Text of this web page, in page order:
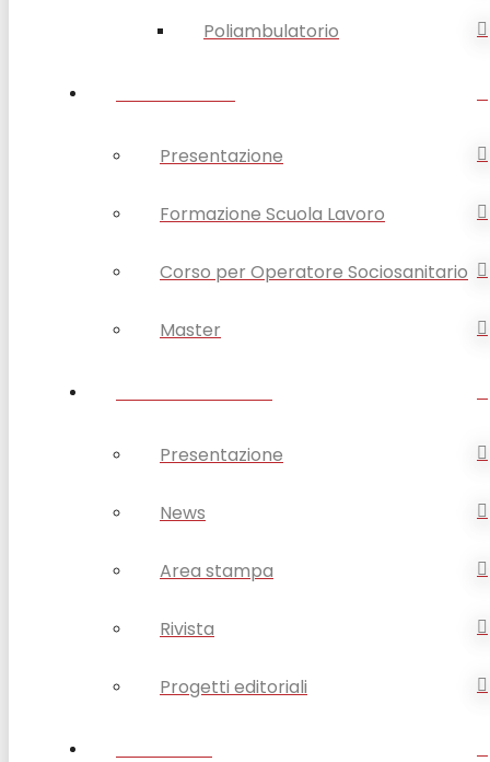
Poliambulatorio
Presentazione
Formazione Scuola Lavoro
Corso per Operatore Sociosanitario
Master
Presentazione
News
Area stampa
Rivista
Progetti editoriali